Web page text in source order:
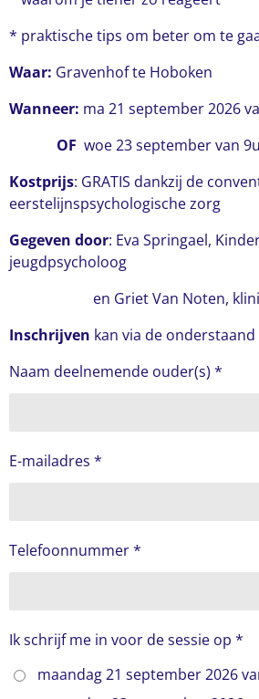
* praktische tips om beter om te
Waar: Gravenhof te Hoboken
Wanneer: ma 21 september 2026
OF woe 23 september van
Kostprijs: GRATIS dankzij de
eerstelijnspsychologische zorg
Gegeven door: Eva Springael,
jeugdpsycholoog
en Griet Van Noten,
Inschrijven kan via de
Naam deelnemende ouder(s) *
E-mailadres *
Telefoonnummer *
Ik schrijf me in voor de sessie op *
maandag 21 september 2026